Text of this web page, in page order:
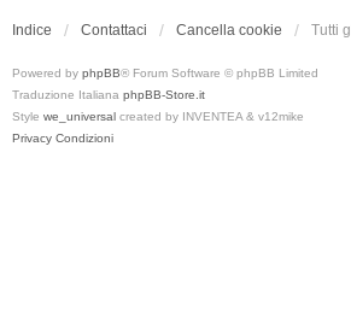
Indice Contattaci Cancella cookie Tutti
Powered by phpBB® Forum Software © phpBB Limited
Traduzione Italiana phpBB-Store.it
Style we_universal created by INVENTEA & v12mike
Privacy Condizioni